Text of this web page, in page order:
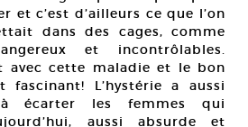
et c’est d’ailleurs ce que l’on
dans des cages, comme
et incontrôlables.
avec cette maladie et le bon
fascinant! L’hystérie a aussi
écarter les femmes qui
aussi absurde et